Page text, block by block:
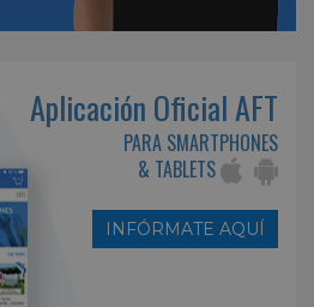
Aplicación Oficial AFT
PARA SMARTPHONES
& TABLETS
INFÓRMATE AQUÍ